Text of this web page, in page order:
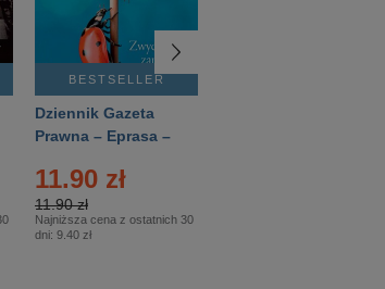
BESTSELLER
Dziennik Gazeta
Prawna – Eprasa –
11.90 zł
11.90 zł
Najniższa cena z ostatnich 30
dni: 9.40 zł